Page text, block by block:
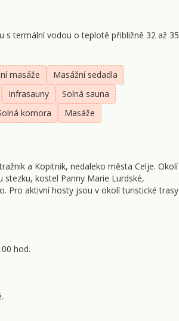
s termální vodou o teplotě přibližně 32 až 35
masáže
Masážní sedadla
Infrasauny
Solná sauna
komora Masáže
a Kopitnik, nedaleko města Celje. Okolí
kostel Panny Marie Lurdské,
Pro aktivní hosty jsou v okolí turistické trasy
hod.